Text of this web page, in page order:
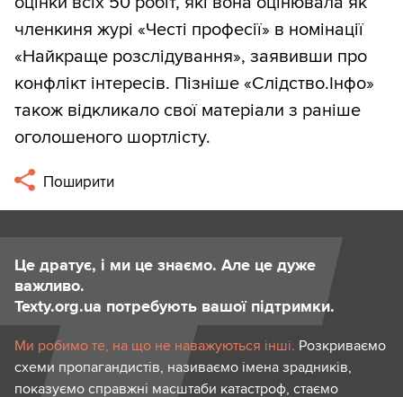
членкиня журі «Честі професії» в номінації
«Найкраще розслідування», заявивши про
конфлікт інтересів. Пізніше «Слідство.Інфо»
також відкликало свої матеріали з раніше
оголошеного шортлісту.
Поширити
Це дратує, і ми це знаємо. Але це дуже
важливо.
Texty.org.ua потребують вашої підтримки.
Ми робимо те, на що не наважуються інші. Розкриваємо
схеми пропагандистів, називаємо імена зрадників,
показуємо справжні масштаби катастроф, стаємо